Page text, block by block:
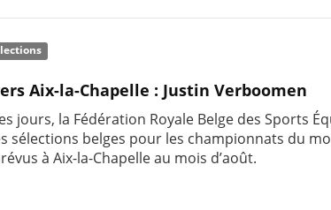
Aix-la-Chapelle : Justin Verboomen
jours, la Fédération Royale Belge des Sports
sélections belges pour les championnats du
à Aix-la-Chapelle au mois d’août.